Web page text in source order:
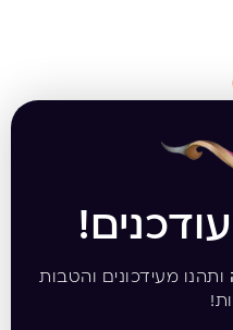
ותהנו מעידכונים והטבות